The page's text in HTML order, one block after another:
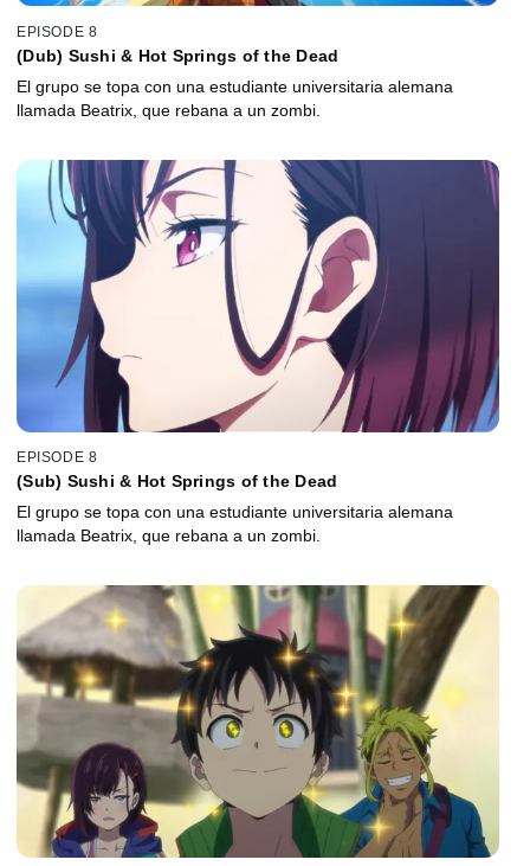
EPISODE 8
(Dub) Sushi & Hot Springs of the Dead
El grupo se topa con una estudiante universitaria alemana
llamada Beatrix, que rebana a un zombi.
EPISODE 8
(Sub) Sushi & Hot Springs of the Dead
El grupo se topa con una estudiante universitaria alemana
llamada Beatrix, que rebana a un zombi.